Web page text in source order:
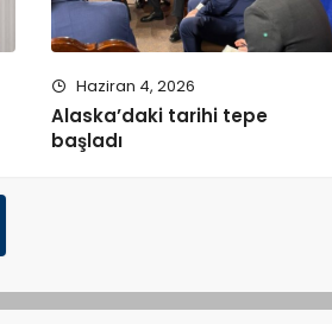
Haziran 4, 2026
Alaska’daki tarihi tepe
başladı